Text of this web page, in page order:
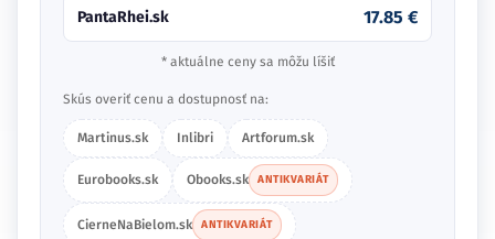
PantaRhei.sk 17.85 €
* aktuálne ceny sa môžu líšiť
Skús overiť cenu a dostupnosť na:
Martinus.sk Inlibri Artforum.sk
Eurobooks.sk Obooks.sk ANTIKVARIÁT
CierneNaBielom.sk ANTIKVARIÁT